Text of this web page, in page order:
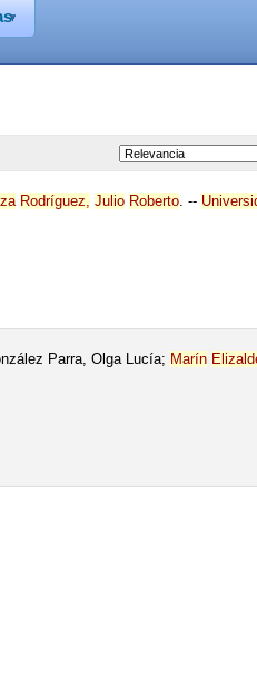
Rodríguez, Julio Roberto. --
Parra, Olga Lucía; Marín Elizal